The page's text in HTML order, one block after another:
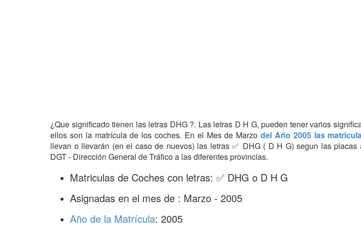
¿Que significado tienen las letras DHG ?. Las letras D H G, pueden tener varios
ellos son la matrícula de los coches. En el Mes de Marzodel Año 2005 las
llevan o llevarán (en el caso de nuevos) las letras ✅ DHG ( D H G) segun las placas
DGT - Dirección General de Tráfico a las diferentes provincias.
Matriculas de Coches con letras: ✅ DHG o D H G
Asignadas en el mes de : Marzo - 2005
Año de la Matrícula: 2005